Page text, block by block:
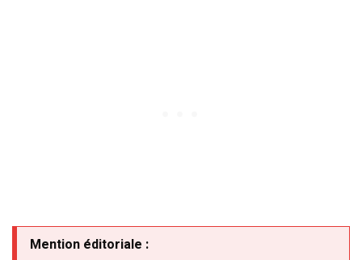
Mention éditoriale :